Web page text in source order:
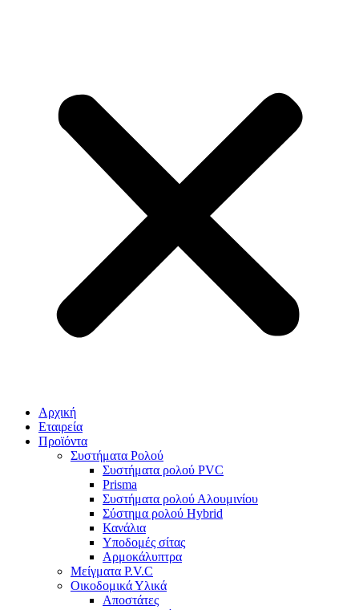
Αρχική
Εταιρεία
Προϊόντα
Συστήματα Ρολού
Συστήματα ρολού PVC
Prisma
Συστήματα ρολού Αλουμινίου
Σύστημα ρολού Hybrid
Κανάλια
Υποδομές σίτας
Αρμοκάλυπτρα
Μείγματα P.V.C
Οικοδομικά Υλικά
Αποστάτες